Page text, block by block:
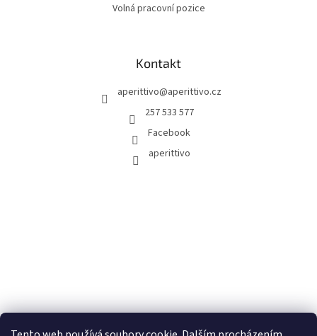
Volná pracovní pozice
Kontakt
aperittivo@aperittivo.cz
257 533 577
Facebook
aperittivo